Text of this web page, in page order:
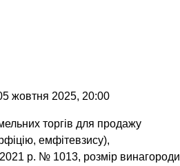
жовтня 2025, 20:00
торгів для продажу
емфітевзису),
2021 р. № 1013, розмір винагороди